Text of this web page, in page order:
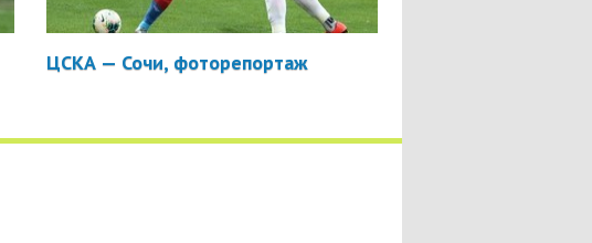
ЦСКА — Сочи, фоторепортаж